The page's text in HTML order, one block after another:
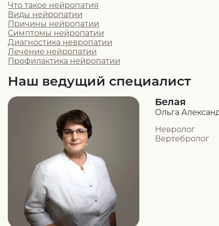
Что такое нейропатия
Виды нейропатии
Причины нейропатии
Симптомы нейропатии
Диагностика невропатии
Лечение нейропатии
Профилактика нейропатии
Наш ведущий специалист
Белая
Ольга
Невролог
Вертебролог